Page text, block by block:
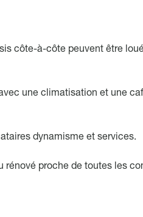
côte-à-côte peuvent être
une climatisation et une
dynamisme et services.
rénové proche de toutes les